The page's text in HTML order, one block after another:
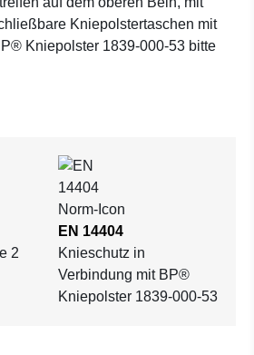
Kniepolstertaschen mit
Kniepolster 1839-000-53 bitte
2
EN 14404
Knieschutz in
Verbindung mit BP®
Kniepolster 1839-000-53